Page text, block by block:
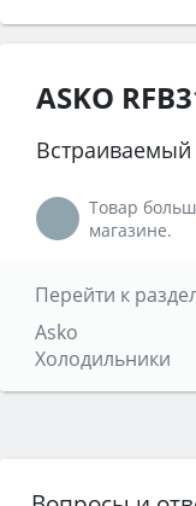
ASKO
Товар
магазине.
Перейти к
Asko
Холодильники